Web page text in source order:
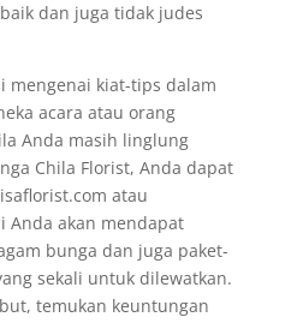
dan juga tidak judes
mengenai kiat-tips dalam
acara atau orang
Anda masih linglung
Chila Florist, Anda dapat
atau
Anda akan mendapat
bunga dan juga paket-
sekali untuk dilewatkan.
temukan keuntungan